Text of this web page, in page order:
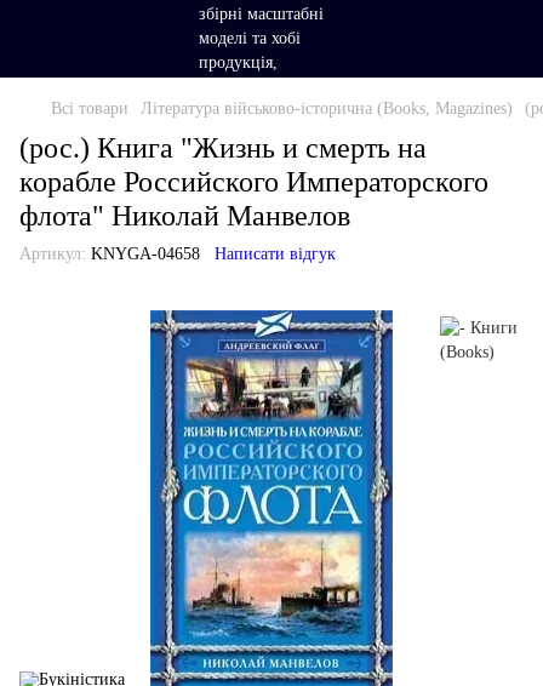
Всі товари Література військово-історична (Books, Magazines)
(рос.) Книга "Жизнь и смерть на
корабле Российского Императорского
флота" Николай Манвелов
Артикул: KNYGA-04658 Написати відгук